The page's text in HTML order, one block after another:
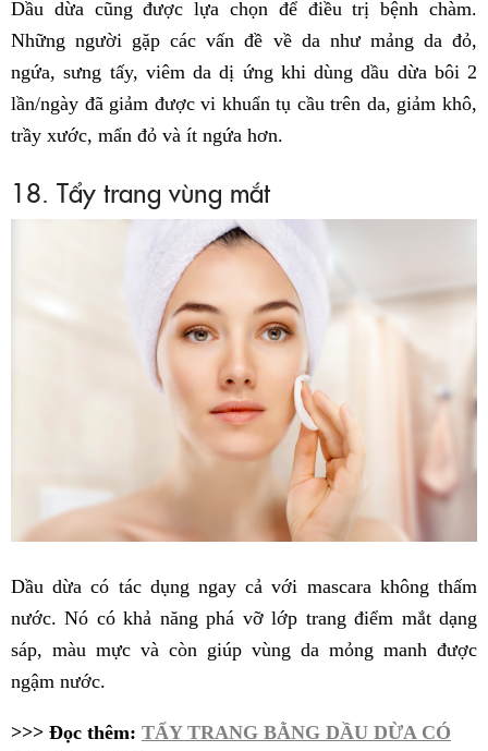
Dầu dừa cũng được lựa chọn để điều trị bệnh chàm.
Những người gặp các vấn đề về da như mảng da đỏ,
ngứa, sưng tấy, viêm da dị ứng khi dùng dầu dừa bôi 2
lần/ngày đã giảm được vi khuẩn tụ cầu trên da, giảm khô,
trầy xước, mẩn đỏ và ít ngứa hơn.
18. Tẩy trang vùng mắt
Dầu dừa có tác dụng ngay cả với mascara không thấm
nước. Nó có khả năng phá vỡ lớp trang điểm mắt dạng
sáp, màu mực và còn giúp vùng da mỏng manh được
ngậm nước.
>>> Đọc thêm: TẨY TRANG BẰNG DẦU DỪA CÓ